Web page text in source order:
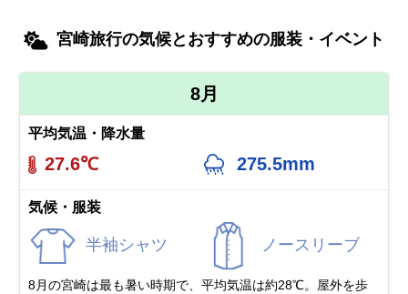
宮崎旅行の気候とおすすめの服装・イベント
8月
平均気温・降水量
27.6℃ 275.5mm
気候・服装
半袖シャツ ノースリーブ
8月の宮崎は最も暑い時期で、平均気温は約28℃。屋外を歩